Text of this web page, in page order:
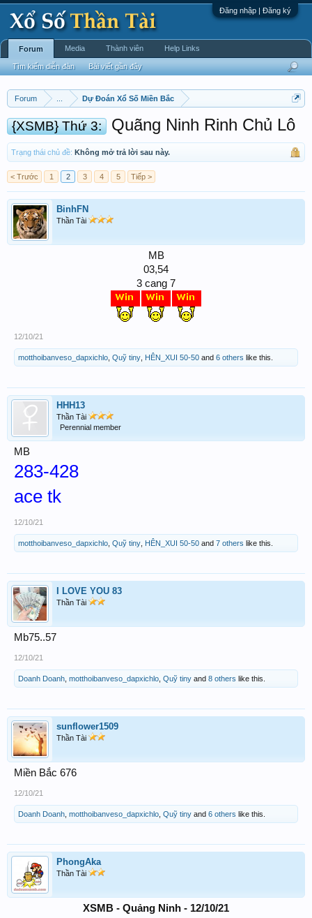
Đăng nhập | Đăng ký
Forum Dự Đoán Xổ Số Miền Bắc
{XSMB} Thứ 3: Quãng Ninh Rinh Chủ Lô
Trạng thái chủ đề: Không mở trả lời sau này.
< Trước 1 2 3 4 5 Tiếp >
BinhFN
Thần Tài
MB
03,54
3 cang 7
12/10/21
motthoibanveso_dapxichlo Quỹ tiny HÊN_XUI 50-50 and 6 others like this.
HHH13
Thần Tài
Perennial member
MB
283-428
ace tk
12/10/21
motthoibanveso_dapxichlo Quỹ tiny HÊN_XUI 50-50 and 7 others like this.
I LOVE YOU 83
Thần Tài
Mb75..57
12/10/21
Doanh Doanh motthoibanveso_dapxichlo Quỹ tiny and 8 others like this.
sunflower1509
Thần Tài
Miền Bắc 676
12/10/21
Doanh Doanh motthoibanveso_dapxichlo Quỹ tiny and 6 others like this.
PhongAka
Thần Tài
XSMB - Quảng Ninh - 12/10/21
Forum
Tìm kiếm diễn đàn Bài viết gần đây
Media Thành viên Help Links